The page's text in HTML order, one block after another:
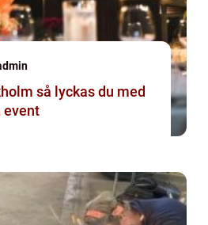
du med
event